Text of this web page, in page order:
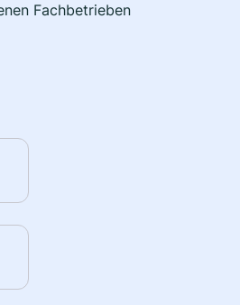
Fachbetrieben